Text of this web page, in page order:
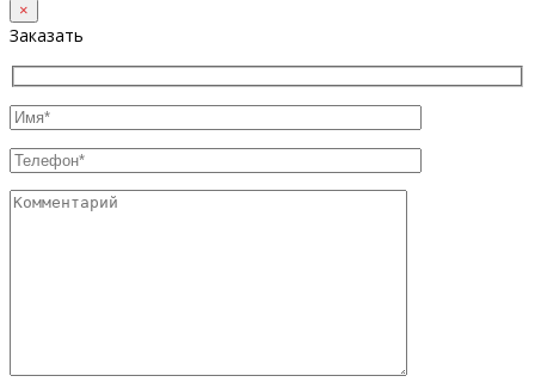
×
Заказать